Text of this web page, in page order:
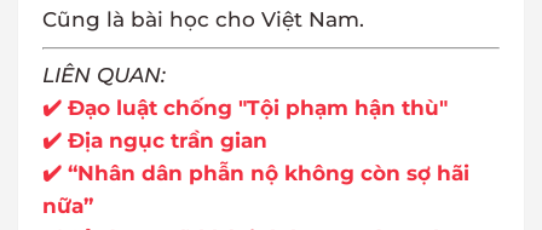
Cũng là bài học cho Việt Nam.
LIÊN QUAN:
✔️ Đạo luật chống "Tội phạm hận thù"
✔️ Địa ngục trần gian
✔️ “Nhân dân phẫn nộ không còn sợ hãi
nữa”